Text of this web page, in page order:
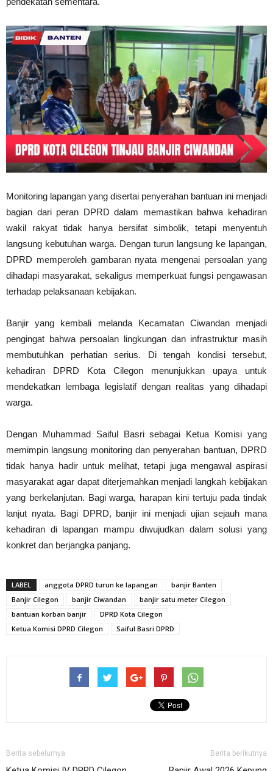
Monitoring lapangan yang disertai penyerahan bantuan ini menjadi
bagian dari peran DPRD dalam memastikan bahwa kehadiran
wakil rakyat tidak hanya bersifat simbolik, tetapi menyentuh
langsung kebutuhan warga. Dengan turun langsung ke lapangan,
DPRD memperoleh gambaran nyata mengenai persoalan yang
dihadapi masyarakat, sekaligus memperkuat fungsi pengawasan
terhadap pelaksanaan kebijakan.
Banjir yang kembali melanda Kecamatan Ciwandan menjadi
pengingat bahwa persoalan lingkungan dan infrastruktur masih
membutuhkan perhatian serius. Di tengah kondisi tersebut,
kehadiran DPRD Kota Cilegon menunjukkan upaya untuk
mendekatkan lembaga legislatif dengan realitas yang dihadapi
warga.
Dengan Muhammad Saiful Basri sebagai Ketua Komisi yang
memimpin langsung monitoring dan penyerahan bantuan, DPRD
tidak hanya hadir untuk melihat, tetapi juga mengawal aspirasi
masyarakat agar dapat diterjemahkan menjadi langkah kebijakan
yang berkelanjutan. Bagi warga, harapan kini tertuju pada tindak
lanjut nyata. Bagi DPRD, banjir ini menjadi ujian sejauh mana
kehadiran di lapangan mampu diwujudkan dalam solusi yang
konkret dan berjangka panjang.
LABEL anggota DPRD turun ke lapangan
banjir Banten
Banjir Cilegon
banjir Ciwandan
banjir satu meter Cilegon
bantuan korban banjir
DPRD Kota Cilegon
Ketua Komisi DPRD Cilegon
Saiful Basri DPRD
Berita sebelumya Berita berikutnya